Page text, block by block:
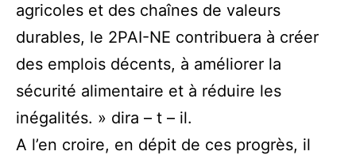
agricoles et des chaînes de valeurs
durables, le 2PAI-NE contribuera à créer
des emplois décents, à améliorer la
sécurité alimentaire et à réduire les
inégalités. » dira – t – il.
A l’en croire, en dépit de ces progrès, il